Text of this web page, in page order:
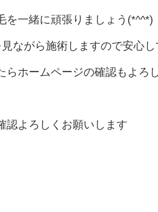
を一緒に頑張りましょう(*^^*)
ながら施術しますので安心
ホームページの確認もよろ
認よろしくお願いします